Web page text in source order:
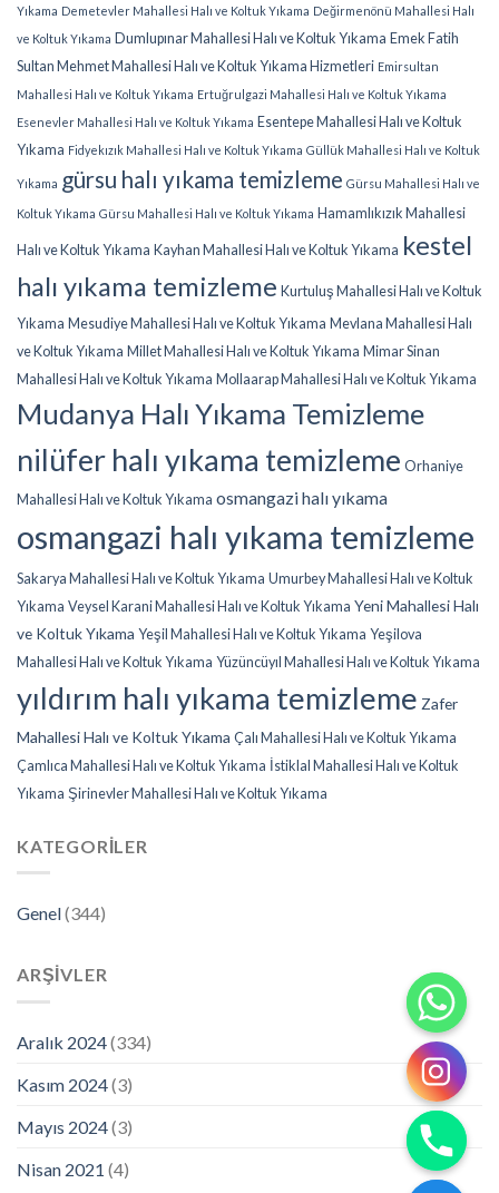
Yıkama Demetevler Mahallesi Halı ve Koltuk Yıkama Değirmenönü Mahallesi Halı
ve Koltuk Yıkama Dumlupınar Mahallesi Halı ve Koltuk Yıkama Emek Fatih
Sultan Mehmet Mahallesi Halı ve Koltuk Yıkama Hizmetleri Emirsultan
Mahallesi Halı ve Koltuk Yıkama Ertuğrulgazi Mahallesi Halı ve Koltuk Yıkama
Esenevler Mahallesi Halı ve Koltuk Yıkama Esentepe Mahallesi Halı ve Koltuk
Yıkama Fidyekızık Mahallesi Halı ve Koltuk Yıkama Güllük Mahallesi Halı ve Koltuk
Yıkama gürsu halı yıkama temizleme Gürsu Mahallesi Halı ve
Koltuk Yıkama Gürsu Mahallesi Halı ve Koltuk Yıkama Hamamlıkızık Mahallesi
Halı ve Koltuk Yıkama Kayhan Mahallesi Halı ve Koltuk Yıkama kestel
halı yıkama temizleme Kurtuluş Mahallesi Halı ve Koltuk
Yıkama Mesudiye Mahallesi Halı ve Koltuk Yıkama Mevlana Mahallesi Halı
ve Koltuk Yıkama Millet Mahallesi Halı ve Koltuk Yıkama Mimar Sinan
Mahallesi Halı ve Koltuk Yıkama Mollaarap Mahallesi Halı ve Koltuk Yıkama
Mudanya Halı Yıkama Temizleme
nilüfer halı yıkama temizleme Orhaniye
Mahallesi Halı ve Koltuk Yıkama osmangazi halı yıkama
osmangazi halı yıkama temizleme
Sakarya Mahallesi Halı ve Koltuk Yıkama Umurbey Mahallesi Halı ve Koltuk
Yıkama Veysel Karani Mahallesi Halı ve Koltuk Yıkama Yeni Mahallesi Halı
ve Koltuk Yıkama Yeşil Mahallesi Halı ve Koltuk Yıkama Yeşilova
Mahallesi Halı ve Koltuk Yıkama Yüzüncüyıl Mahallesi Halı ve Koltuk Yıkama
yıldırım halı yıkama temizleme Zafer
Mahallesi Halı ve Koltuk Yıkama Çalı Mahallesi Halı ve Koltuk Yıkama
Çamlıca Mahallesi Halı ve Koltuk Yıkama İstiklal Mahallesi Halı ve Koltuk
Yıkama Şirinevler Mahallesi Halı ve Koltuk Yıkama
KATEGORILER
Genel(344)
ARŞIVLER
Aralık 2024(334)
Kasım 2024(3)
Mayıs 2024(3)
Nisan 2021 (4)
CHATY